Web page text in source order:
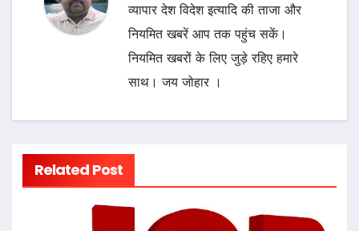
व्यापार देश विदेश इत्यादि की ताजा और
नियमित खबरें आप तक पहुंच सकें।
नियमित खबरों के लिए जुड़े रहिए हमारे
साथ। जय जोहार ।
Related Post